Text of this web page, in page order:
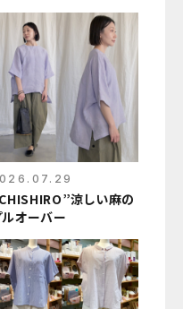
涼しい麻の
ルオーバー